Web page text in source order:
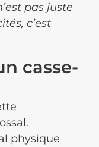
pas juste
c’est
casse-
physique